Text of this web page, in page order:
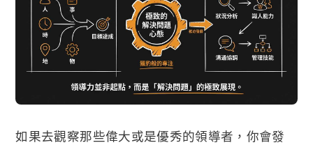
如果去觀察那些偉大或是優秀的領導者，你會發